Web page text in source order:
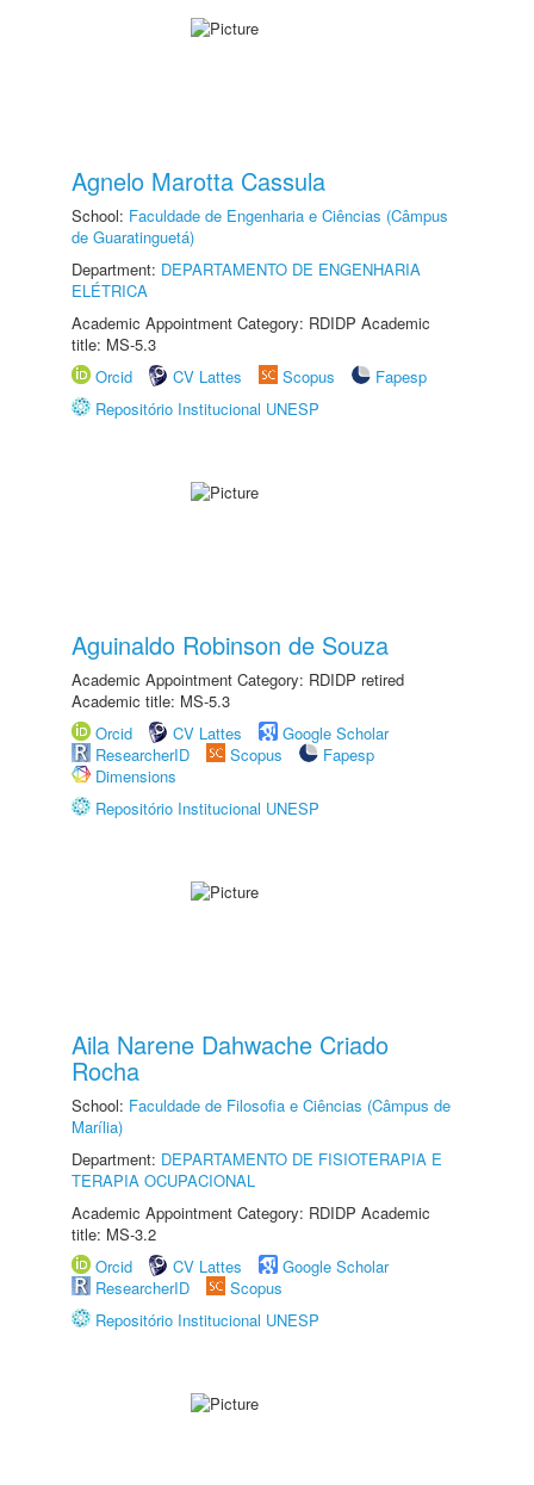
Agnelo Marotta Cassula
School: Faculdade de Engenharia e Ciências (Câmpus
de Guaratinguetá)
Department: DEPARTAMENTO DE ENGENHARIA
ELÉTRICA
Academic Appointment Category: RDIDP Academic
title: MS-5.3
Orcid
CV Lattes Scopus
Fapesp
Repositório Institucional UNESP
Aguinaldo Robinson de Souza
Academic Appointment Category: RDIDP retired
Academic title: MS-5.3
Orcid
CV Lattes
Google Scholar
ResearcherID
Scopus
Fapesp
Dimensions
Repositório Institucional UNESP
Aila Narene Dahwache Criado
Rocha
School: Faculdade de Filosofia e Ciências (Câmpus de
Marília)
Department: DEPARTAMENTO DE FISIOTERAPIA E
TERAPIA OCUPACIONAL
Academic Appointment Category: RDIDP Academic
title: MS-3.2
Orcid
CV Lattes
Google Scholar
ResearcherID
Scopus
Repositório Institucional UNESP